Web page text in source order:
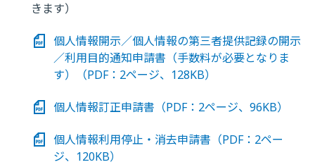
きます）
個人情報開示／個人情報の第三者提供記録の開示
／利用目的通知申請書（手数料が必要となりま
す）（PDF：2ページ、128KB）
個人情報訂正申請書（PDF：2ページ、96KB）
個人情報利用停止・消去申請書（PDF：2ペー
ジ、120KB）